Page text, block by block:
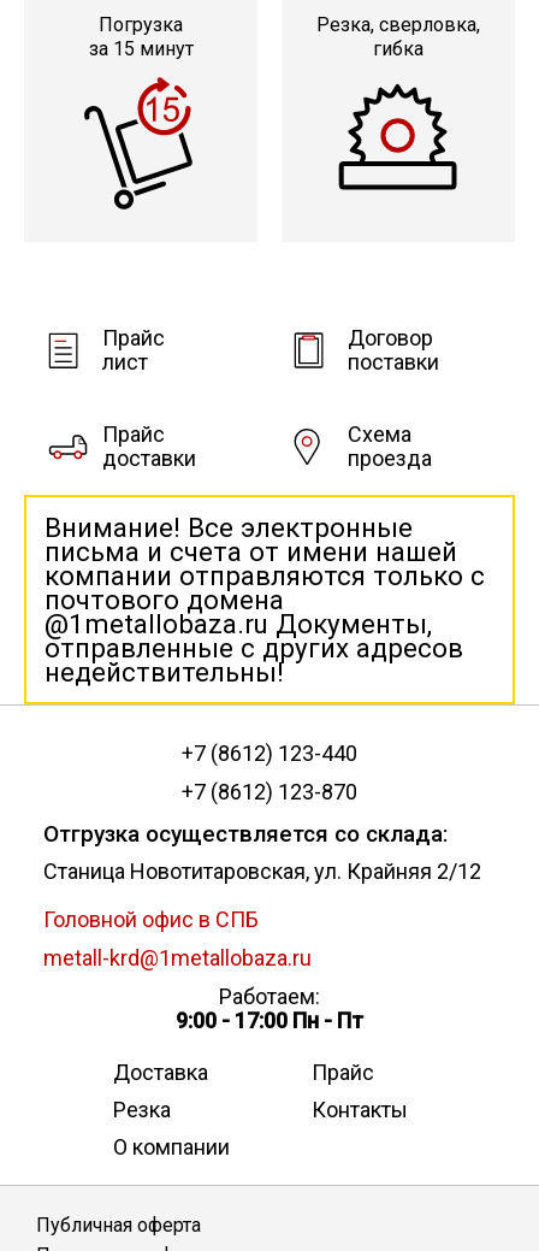
Погрузка
за 15 минут
Резка, сверловка,
гибка
Прайс
лист
Договор
поставки
Прайс
доставки
Схема
проезда
Внимание! Все электронные
письма и счета от имени нашей
компании отправляются только с
почтового домена
@1metallobaza.ru Документы,
отправленные с других адресов
недействительны!
+7 (8612) 123-440
+7 (8612) 123-870
Отгрузка осуществляется со склада:
Станица Новотитаровская, ул. Крайняя 2/12
Головной офис в СПБ
metall-krd@1metallobaza.ru
Работаем:
9:00 - 17:00 Пн - Пт
Доставка
Прайс
Резка
Контакты
О компании
Публичная оферта